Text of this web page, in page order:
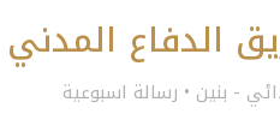
الدفاع المدني
- بنين • رسالة اسبوعية